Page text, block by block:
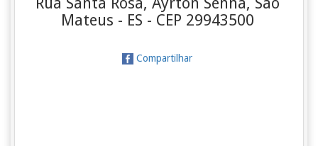
Mateus - ES - CEP 29943500
Compartilhar